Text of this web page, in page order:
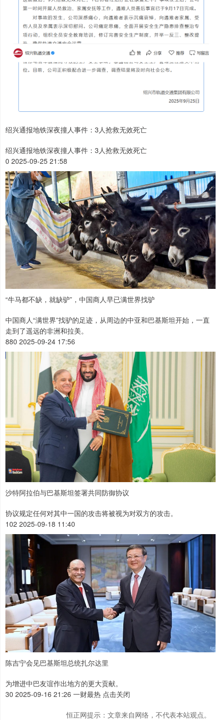
绍兴通报地铁深夜撞人事件：3人抢救无效死亡
绍兴通报地铁深夜撞人事件：3人抢救无效死亡
0 2025-09-25 21:58
“牛马都不缺，就缺驴”，中国商人早已满世界找驴
中国商人“满世界”找驴的足迹，从周边的中亚和巴基斯坦开始，一直
走到了遥远的非洲和拉美。
880 2025-09-24 17:56
沙特阿拉伯与巴基斯坦签署共同防御协议
协议规定任何对其中一国的攻击将被视为对双方的攻击。
102 2025-09-18 11:40
陈吉宁会见巴基斯坦总统扎尔达里
为增进中巴友谊作出地方的更大贡献。
30 2025-09-16 21:26 一财最热 点击关闭
恒正网提示：文章来自网络，不代表本站观点。